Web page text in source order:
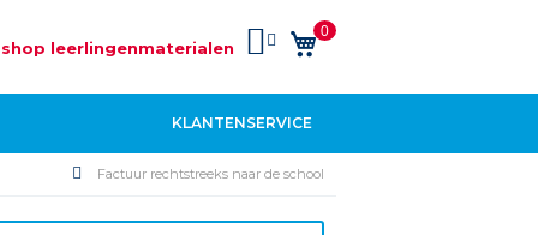
leerlingenmaterialen
Winkelwagen
0
KLANTENSERVICE
Factuur rechtstreeks naar de school